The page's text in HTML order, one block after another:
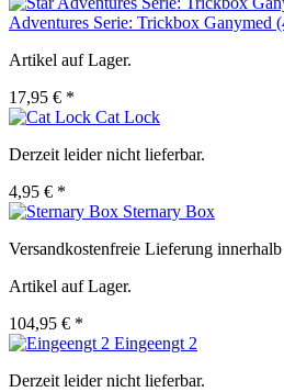
Adventures Serie: Trickbox Ganymed
Artikel auf Lager.
17,95 € *
Cat Lock
Derzeit leider nicht lieferbar.
4,95 € *
Sternary Box
Versandkostenfreie Lieferung
Artikel auf Lager.
104,95 € *
Eingeengt 2
Derzeit leider nicht lieferbar.